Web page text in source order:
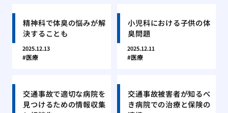
精神科で体臭の悩みが解
決することも
2025.12.13
医療
小児科における子供の体
臭問題
2025.12.11
医療
交通事故で適切な病院を
見つけるための情報収集
交通事故被害者が知るべ
き病院での治療と保険の